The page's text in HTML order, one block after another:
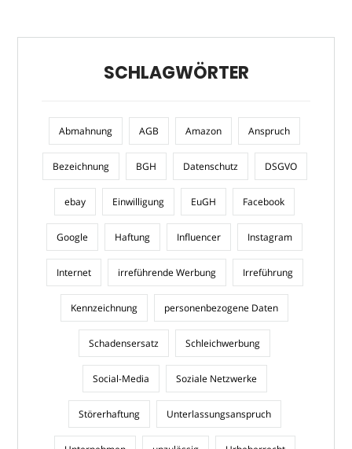
SCHLAGWÖRTER
Abmahnung AGB Amazon Anspruch
Bezeichnung BGH Datenschutz DSGVO
ebay Einwilligung EuGH Facebook
Google Haftung Influencer Instagram
Internet irreführende Werbung Irreführung
Kennzeichnung personenbezogene Daten
Schadensersatz Schleichwerbung
Social-Media Soziale Netzwerke
Störerhaftung Unterlassungsanspruch